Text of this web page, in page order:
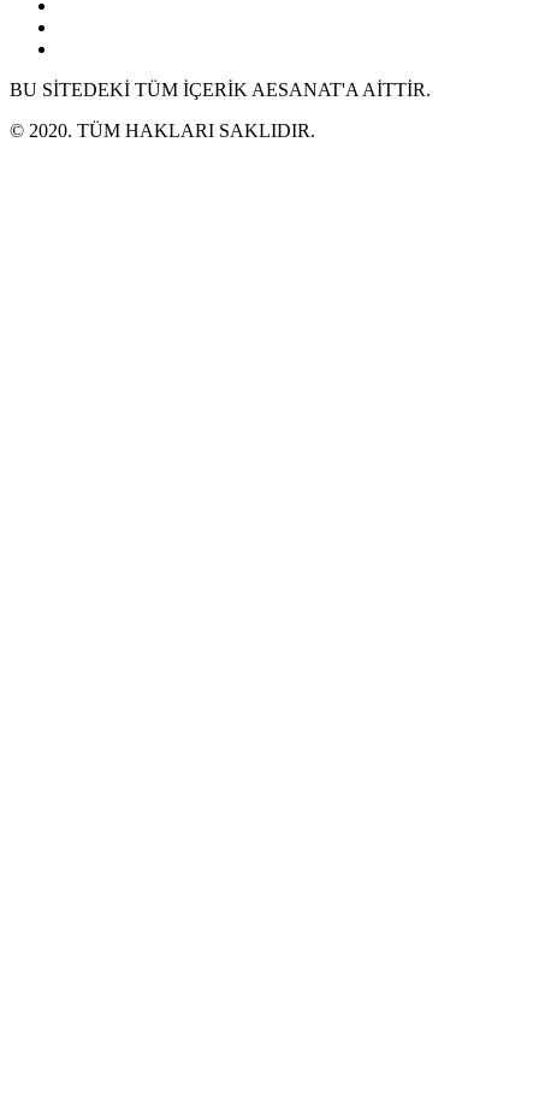
BU SİTEDEKİ TÜM İÇERİK AESANAT'A AİTTİR.
© 2020. TÜM HAKLARI SAKLIDIR.